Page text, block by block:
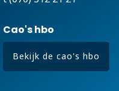
Cao's hbo
Bekijk de cao's hbo